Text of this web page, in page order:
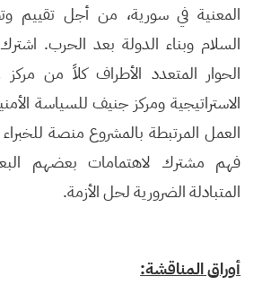
المعنية في سورية، من أجل تقييم
السلام وبناء الدولة بعد الحرب.
الحوار المتعدد الأطراف كلاً من
الاستراتيجية ومركز جنيف للسياسة
العمل المرتبطة بالمشروع منصة للخبراء
فهم مشترك لاهتمامات بعضهم
المتبادلة الضرورية لحل الأزمة.
أوراق المناقشة: